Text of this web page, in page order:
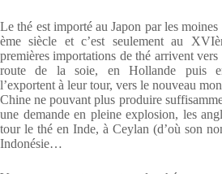
Le thé est importé au Japon par les
ème siècle et c’est seulement au
premières importations de thé arrivent vers
route de la soie, en Hollande puis
l’exportent à leur tour, vers le nouveau
Chine ne pouvant plus produire
une demande en pleine explosion, les
tour le thé en Inde, à Ceylan (d’où son
Indonésie…